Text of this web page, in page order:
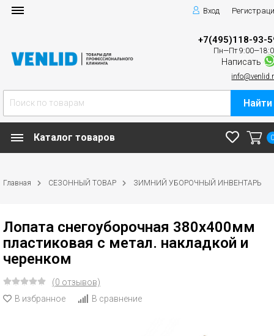
Вход
+7(495)118-93-
Пн—Пт
Написать
Найти
Каталог товаров
Главная СЕЗОННЫЙ ТОВАР ЗИМНИЙ УБОРОЧНЫЙ ИНВЕНТАРЬ
Лопата снегоуборочная 380х400мм
пластиковая с метал. накладкой и
черенком
(0 отзывов)
В избранное
В сравнение